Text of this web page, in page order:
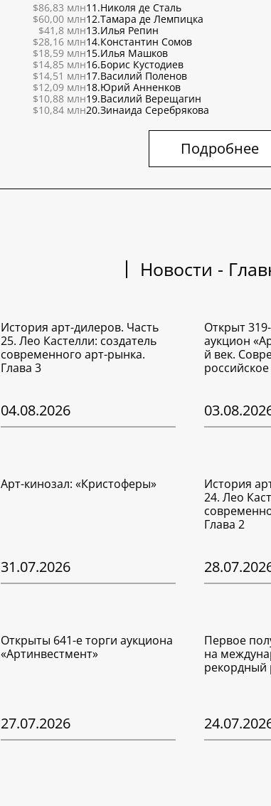
$86,83 млн
$60,00 млн
$41,8 млн
$28,16 млн
$18,59 млн
$14,85 млн
$14,51 млн
$12,09 млн
$10,88 млн
$10,84 млн
11.Николя де Сталь
12.Тамара де Лемпицка
13.Илья Репин
14.Константин Сомов
15.Илья Машков
16.Борис Кустодиев
17.Василий Поленов
18.Юрий Анненков
19.Василий Верещагин
20.Зинаида Серебрякова
Подробнее
Новости -
История арт-дилеров. Часть
25. Лео Кастелли: создатель
современного арт-рынка.
Глава 3
04.08.2026
Открыт
аукцион
й век.
российское
Арт-кинозал: «Кристоферы»
31.07.2026
История
24. Лео
Глава 2
Открыты 641-е торги аукциона
«Артинвестмент»
27.07.2026
Первое
на